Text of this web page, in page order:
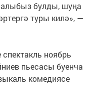
булды, шуңа
туры килә», —
ноябрь
пьесасы буенча
комедиясе